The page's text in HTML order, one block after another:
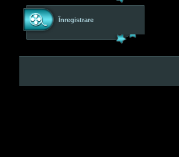
Înregistrare